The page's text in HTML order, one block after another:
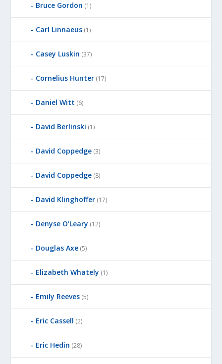
Bruce Gordon (1)
Carl Linnaeus (1)
Casey Luskin (37)
Cornelius Hunter (17)
Daniel Witt (6)
David Berlinski (1)
David Coppedge (3)
David Coppedge (8)
David Klinghoffer (17)
Denyse O'Leary (12)
Douglas Axe (5)
Elizabeth Whately (1)
Emily Reeves (5)
Eric Cassell (2)
Eric Hedin (28)